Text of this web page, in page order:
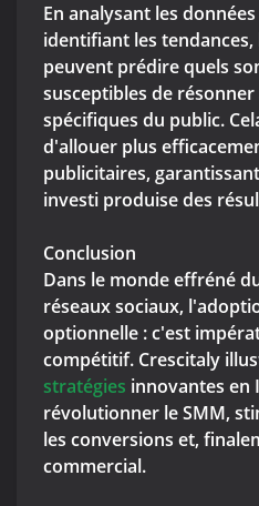
En analysant les
identifiant les
peuvent prédire quels
susceptibles de résonner
spécifiques du public.
d'allouer plus
publicitaires,
investi produise des
Conclusion
Dans le monde effréné
réseaux sociaux,
optionnelle : c'est
compétitif. Crescitaly
stratégies innovantes en
révolutionner le SMM,
les conversions et,
commercial.